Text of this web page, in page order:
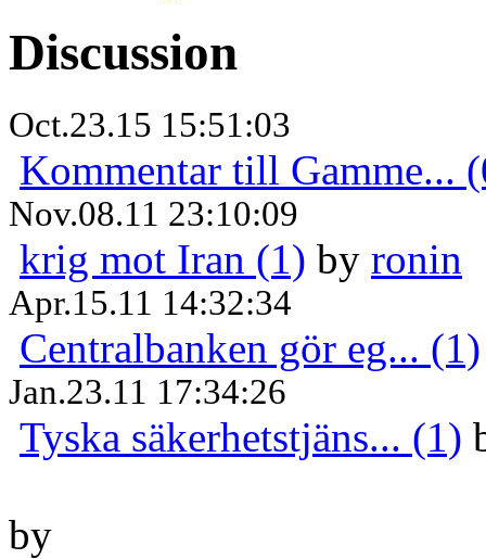
Discussion
Oct.23.15 15:51:03
Kommentar till Gamme...
Nov.08.11 23:10:09
krig mot Iran (1) by ronin
Apr.15.11 14:32:34
Centralbanken gör eg... (1)
Jan.23.11 17:34:26
Tyska säkerhetstjäns... (1)
by